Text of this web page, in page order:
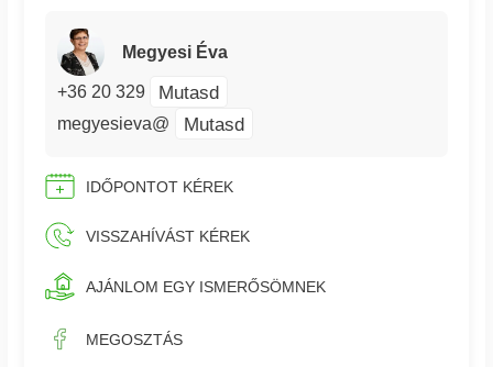
Megyesi Éva
+36 20 329 Mutasd
megyesieva@ Mutasd
IDŐPONTOT KÉREK
VISSZAHÍVÁST KÉREK
AJÁNLOM EGY ISMERŐSÖMNEK
MEGOSZTÁS